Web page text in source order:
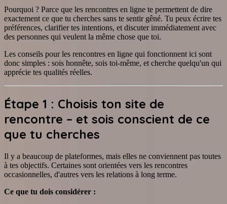
Pourquoi ? Parce que les rencontres en ligne te permettent de dire
exactement ce que tu cherches sans te sentir gêné. Tu peux écrire tes
préférences, clarifier tes intentions, et discuter immédiatement avec
des personnes qui veulent la même chose que toi.
Les conseils pour les rencontres en ligne qui fonctionnent ici sont
donc simples : sois honnête, sois toi-même, et cherche quelqu'un qui
apprécie tes qualités réelles.
Étape 1 : Choisis ton site de
rencontre – et sois conscient de ce
que tu cherches
Il y a beaucoup de plateformes, mais elles ne conviennent pas toutes
à tes objectifs. Certaines sont orientées vers les rencontres
occasionnelles, d'autres vers les relations à long terme.
Ce que tu dois considérer :